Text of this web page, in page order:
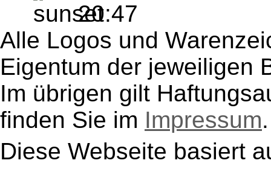
20:47
Alle Logos und
Eigentum der jeweiligen
Im übrigen gilt
finden Sie im Impressum.
Diese Webseite basiert